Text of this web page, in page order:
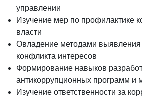
управлении
Изучение мер по профилактике
власти
Овладение методами выявления
конфликта интересов
Формирование навыков
антикоррупционных программ и
Изучение ответственности за